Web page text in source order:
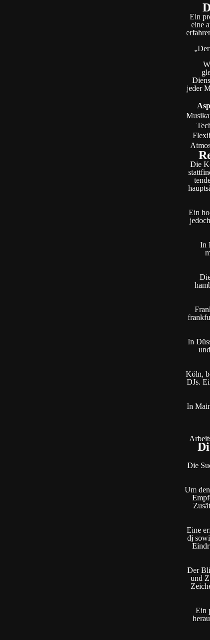
Ein
eine
jeder
Die
Ein
In
In
Köln,
DJs.
In
Die
Um
Eine
dj
Der
und
Ein